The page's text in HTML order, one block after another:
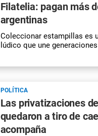
Filatelia: pagan más
argentinas
Coleccionar estampillas es
lúdico que une
POLÍTICA
Las privatizaciones
quedaron a tiro de
acompaña